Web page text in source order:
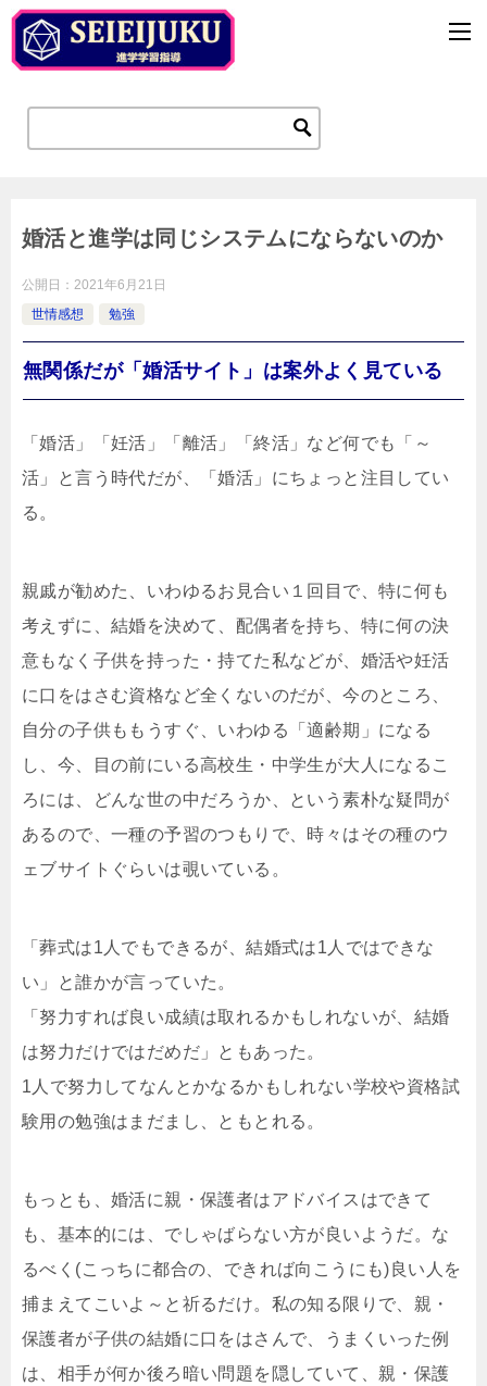
婚活と進学は同じシステムにならないのか
公開日： 2021年6月21日
世情感想
勉強
無関係だが「婚活サイト」は案外よく見ている
「婚活」「妊活」「離活」「終活」など何でも「～
活」と言う時代だが、「婚活」にちょっと注目してい
る。
親戚が勧めた、いわゆるお見合い１回目で、特に何も
考えずに、結婚を決めて、配偶者を持ち、特に何の決
意もなく子供を持った・持てた私などが、婚活や妊活
に口をはさむ資格など全くないのだが、今のところ、
自分の子供ももうすぐ、いわゆる「適齢期」になる
し、今、目の前にいる高校生・中学生が大人になるこ
ろには、どんな世の中だろうか、という素朴な疑問が
あるので、一種の予習のつもりで、時々はその種のウ
ェブサイトぐらいは覗いている。
「葬式は1人でもできるが、結婚式は1人ではできな
い」と誰かが言っていた。
「努力すれば良い成績は取れるかもしれないが、結婚
は努力だけではだめだ」ともあった。
1人で努力してなんとかなるかもしれない学校や資格試
験用の勉強はまだまし、ともとれる。
もっとも、婚活に親・保護者はアドバイスはできて
も、基本的には、でしゃばらない方が良いようだ。な
るべく(こっちに都合の、できれば向こうにも)良い人を
捕まえてこいよ～と祈るだけ。私の知る限りで、親・
保護者が子供の結婚に口をはさんで、うまくいった例
は、相手が何か後ろ暗い問題を隠していて、親・保護